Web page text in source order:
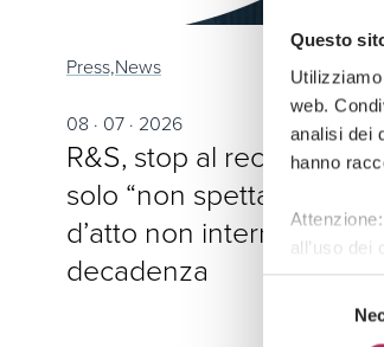
Questo
web.
analisi dei
hanno
all’uso
Press,News
08 · 07 · 2026
R&S, stop al recupero
solo “non spettante”: lo
d’atto non interrompe la
decadenza